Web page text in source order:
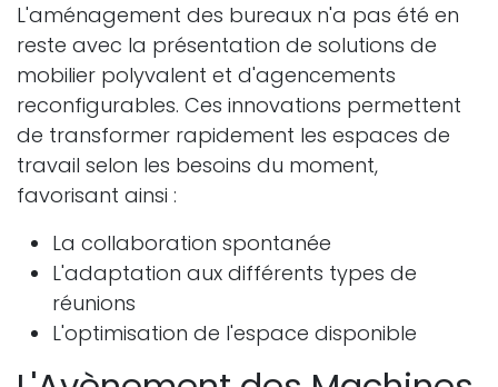
L'aménagement des bureaux n'a pas été en
reste avec la présentation de solutions de
mobilier polyvalent et d'agencements
reconfigurables. Ces innovations permettent
de transformer rapidement les espaces de
travail selon les besoins du moment,
favorisant ainsi :
La collaboration spontanée
L'adaptation aux différents types de
réunions
L'optimisation de l'espace disponible